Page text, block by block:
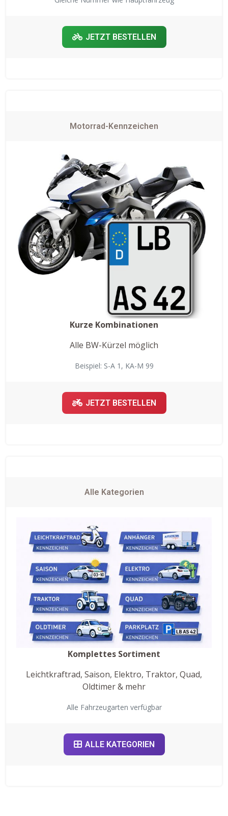
JETZT BESTELLEN
Motorrad-Kennzeichen
Kurze Kombinationen
Alle BW-Kürzel möglich
Beispiel: S-A 1, KA-M 99
JETZT BESTELLEN
Alle Kategorien
Komplettes Sortiment
Leichtkraftrad, Saison, Elektro, Traktor, Quad,
Oldtimer & mehr
Alle Fahrzeugarten verfügbar
ALLE KATEGORIEN